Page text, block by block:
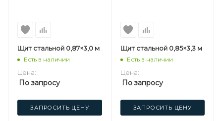
Щит стальной 0,87×3,0 м
Есть в наличии
Цена:
По запросу
ЗАПРОСИТЬ ЦЕНУ
Щит стальной 0,85×3,3 м
Есть в наличии
Цена:
По запросу
ЗАПРОСИТЬ ЦЕНУ